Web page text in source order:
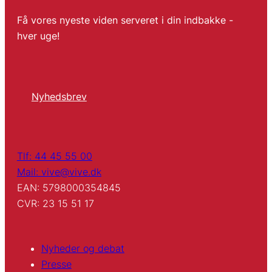
Få vores nyeste viden serveret i din indbakke -
hver uge!
Nyhedsbrev
Tlf: 44 45 55 00
Mail: vive@vive.dk
EAN: 5798000354845
CVR: 23 15 51 17
Nyheder og debat
Presse